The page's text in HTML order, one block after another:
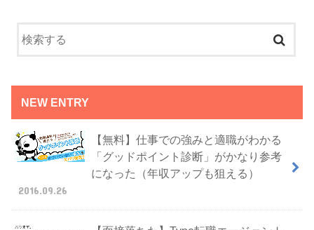
NEW ENTRY
【無料】仕事での強みと適職がわかる
「グッドポイント診断」がかなり参考
になった（年収アップも狙える）
2016.09.26